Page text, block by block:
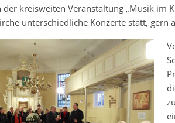
der kreisweiten Veranstaltung „Musik im
unterschiedliche Konzerte statt,